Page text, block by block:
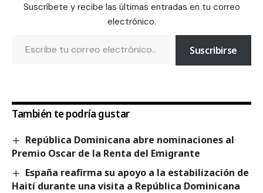
Suscríbete y recibe las últimas entradas en tu correo
electrónico.
Suscribirse
También te podría gustar
República Dominicana abre nominaciones al
Premio Oscar de la Renta del Emigrante
España reafirma su apoyo a la estabilización de
Haití durante una visita a República Dominicana